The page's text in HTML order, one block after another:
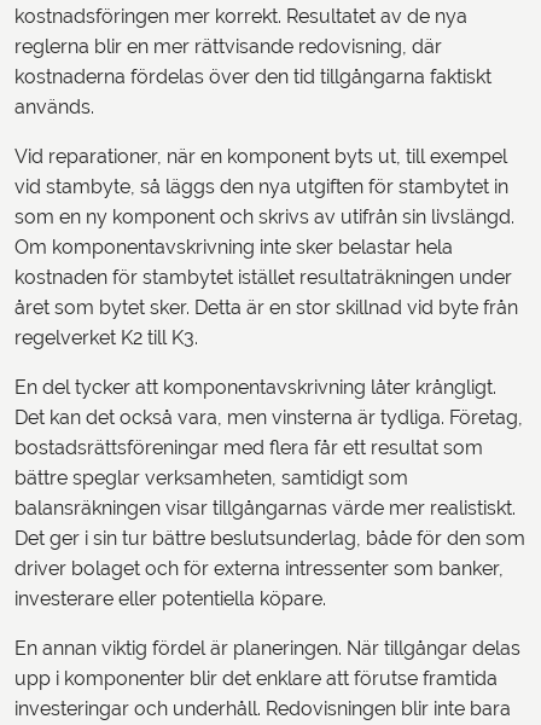
kostnadsföringen mer korrekt. Resultatet av de nya
reglerna blir en mer rättvisande redovisning, där
kostnaderna fördelas över den tid tillgångarna faktiskt
används.
Vid reparationer, när en komponent byts ut, till exempel
vid stambyte, så läggs den nya utgiften för stambytet in
som en ny komponent och skrivs av utifrån sin livslängd.
Om komponentavskrivning inte sker belastar hela
kostnaden för stambytet istället resultaträkningen under
året som bytet sker. Detta är en stor skillnad vid byte från
regelverket K2 till K3.
En del tycker att komponentavskrivning låter krångligt.
Det kan det också vara, men vinsterna är tydliga. Företag,
bostadsrättsföreningar med flera får ett resultat som
bättre speglar verksamheten, samtidigt som
balansräkningen visar tillgångarnas värde mer realistiskt.
Det ger i sin tur bättre beslutsunderlag, både för den som
driver bolaget och för externa intressenter som banker,
investerare eller potentiella köpare.
En annan viktig fördel är planeringen. När tillgångar delas
upp i komponenter blir det enklare att förutse framtida
investeringar och underhåll. Redovisningen blir inte bara